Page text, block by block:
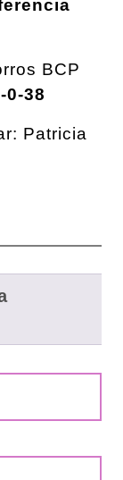
BCP
0-38
Patricia